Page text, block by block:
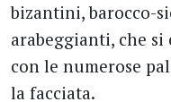
bizantini, barocco-
arabeggianti, che
con le numerose
la facciata.